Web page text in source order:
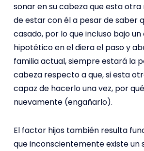
sonar en su cabeza que esta otra
de estar con él a pesar de saber
casado, por lo que incluso bajo
hipotético en el diera el paso y
familia actual, siempre estará la
cabeza respecto a que, si esta
capaz de hacerlo una vez, por
nuevamente (engañarlo).
El factor hijos también resulta
que inconscientemente existe un